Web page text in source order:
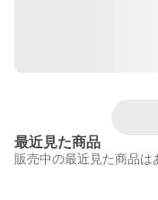
最近見た商品
販売中の最近見た商品は